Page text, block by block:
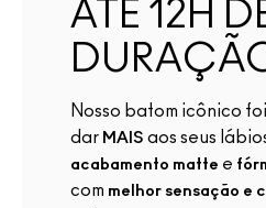
ATÉ 12H
Nosso batom icônico
dar MAIS aos seus
acabamento matte e
com melhor sensação e